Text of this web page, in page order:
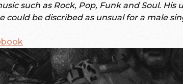
such as Rock, Pop, Funk and Soul. His
could be discribed as unsual for a male